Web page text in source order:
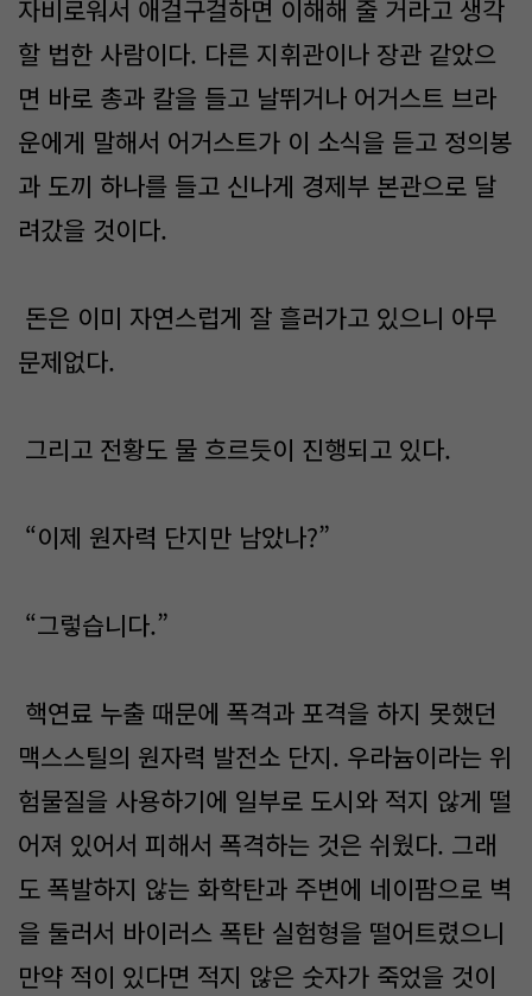
자비로워서 애걸구걸하면 이해해 줄 거라고 생각
할 법한 사람이다. 다른 지휘관이나 장관 같았으
면 바로 총과 칼을 들고 날뛰거나 어거스트 브라
운에게 말해서 어거스트가 이 소식을 듣고 정의봉
과 도끼 하나를 들고 신나게 경제부 본관으로 달
려갔을 것이다.
돈은 이미 자연스럽게 잘 흘러가고 있으니 아무
문제없다.
그리고 전황도 물 흐르듯이 진행되고 있다.
“이제 원자력 단지만 남았나?”
“그렇습니다.”
핵연료 누출 때문에 폭격과 포격을 하지 못했던
맥스스틸의 원자력 발전소 단지. 우라늄이라는 위
험물질을 사용하기에 일부로 도시와 적지 않게 떨
어져 있어서 피해서 폭격하는 것은 쉬웠다. 그래
도 폭발하지 않는 화학탄과 주변에 네이팜으로 벽
을 둘러서 바이러스 폭탄 실험형을 떨어트렸으니
만약 적이 있다면 적지 않은 숫자가 죽었을 것이